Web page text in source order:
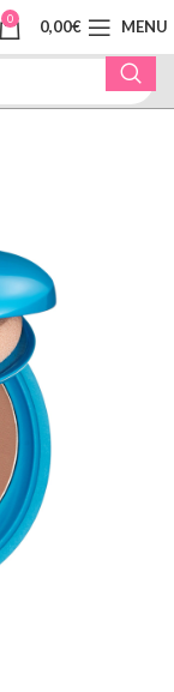
0 0,00€ MENU